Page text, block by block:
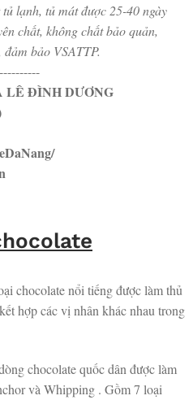
lạnh, tủ mát được 25-40 ngày
chất, không chất bảo quản,
bảo VSATTP.
LÊ ĐÌNH DƯƠNG
nổi tiếng được làm thủ
hợp các vị nhân khác nhau trong
quốc dân được làm
và Whipping . Gồm 7 loại